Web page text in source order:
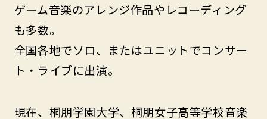
ゲーム音楽のアレンジ作品やレコーディング
も多数。
全国各地でソロ、またはユニットでコンサー
ト・ライブに出演。
現在、桐朋学園大学、桐朋女子高等学校音楽